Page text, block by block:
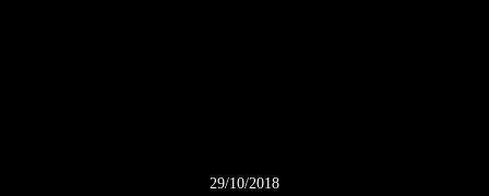
29/10/2018